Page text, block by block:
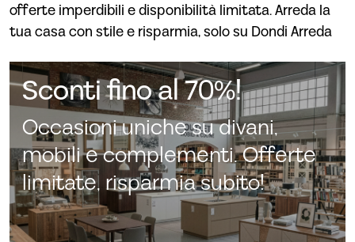
offerte imperdibili e disponibilità limitata. Arreda la
tua casa con stile e risparmia, solo su Dondi Arreda
Sconti fino al 70%!
Occasioni uniche su divani,
mobili e complementi. Offerte
limitate, risparmia subito!